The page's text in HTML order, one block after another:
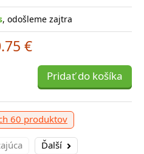
, odošleme zajtra
€
Pridať do košíka
60 produktov
Ďalší
zajtra
Pridať do košíka -